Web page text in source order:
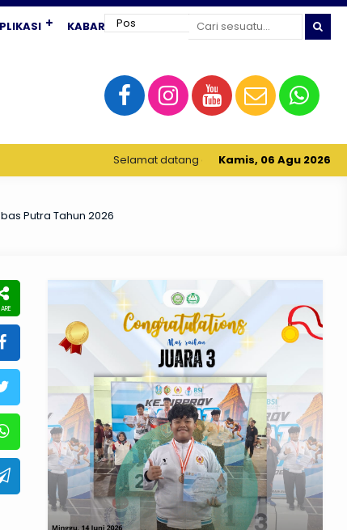
KABAR TERKINI
Kamis, 06 Agu 2026
Selamat datang di website resmi MATAS (MTs
Putra Tahun 2026